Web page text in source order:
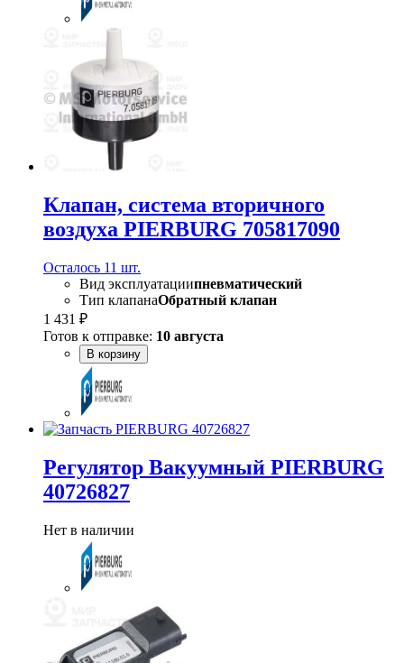
Клапан, система вторичного
воздуха PIERBURG 705817090
Осталось 11 шт.
Вид эксплуатациипневматический
Тип клапанаОбратный клапан
1 431 ₽
Готов к отправке: 10 августа
В корзину
Регулятор Вакуумный PIERBURG
40726827
Нет в наличии